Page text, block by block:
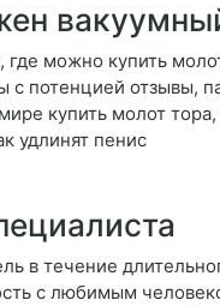
где можно купить
потенцией отзывы,
купить молот
удлинят пенис
в течение
с любимым